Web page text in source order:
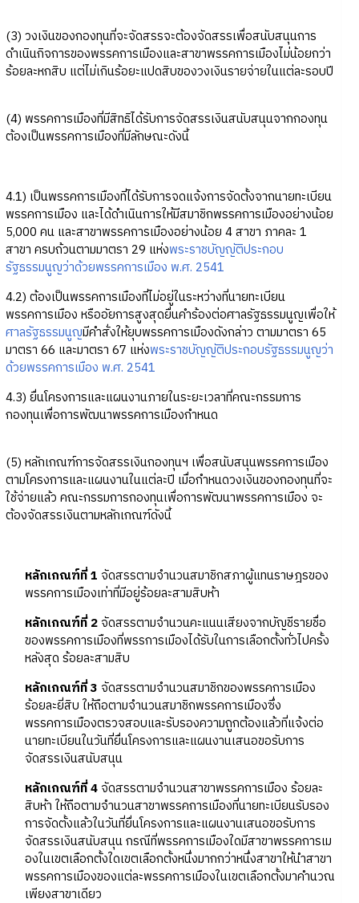
(3) วงเงินของกองทุนที่จะจัดสรรจะต้องจัดสรรเพื่อสนับสนุนการ
ดำเนินกิจการของพรรคการเมืองและสาขาพรรคการเมืองไม่น้อยกว่า
ร้อยละหกสิบ แต่ไม่เกินร้อยะแปดสิบของวงเงินรายจ่ายในแต่ละรอบปี
(4) พรรคการเมืองที่มีสิทธิได้รับการจัดสรรเงินสนับสนุนจากกองทุน
ต้องเป็นพรรคการเมืองที่มีลักษณะดังนี้
4.1) เป็นพรรคการเมืองที่ได้รับการจดแจ้งการจัดตั้งจากนายทะเบียน
พรรคการเมือง และได้ดำเนินการให้มีสมาชิกพรรคการเมืองอย่างน้อย
5,000 คน และสาขาพรรคการเมืองอย่างน้อย 4 สาขา ภาคละ 1
สาขา ครบถ้วนตามมาตรา 29 แห่งพระราชบัญญัติประกอบ
รัฐธรรมนูญว่าด้วยพรรคการเมือง พ.ศ. 2541
4.2) ต้องเป็นพรรคการเมืองที่ไม่อยู่ในระหว่างที่นายทะเบียน
พรรคการเมือง หรืออัยการสูงสุดยื่นคำร้องต่อศาลรัฐธรรมนูญเพื่อให้
ศาลรัฐธรรมนูญมีคำสั่งให้ยุบพรรคการเมืองดังกล่าว ตามมาตรา 65
มาตรา 66 และมาตรา 67 แห่งพระราชบัญญัติประกอบรัฐธรรมนูญว่า
ด้วยพรรคการเมือง พ.ศ. 2541
4.3) ยื่นโครงการและแผนงานภายในระยะเวลาที่คณะกรรมการ
กองทุนเพื่อการพัฒนาพรรคการเมืองกำหนด
(5) หลักเกณฑ์การจัดสรรเงินกองทุนฯ เพื่อสนับสนุนพรรคการเมือง
ตามโครงการและแผนงานในแต่ละปี เมื่อกำหนดวงเงินของกองทุนที่จะ
ใช้จ่ายแล้ว คณะกรรมการกองทุนเพื่อการพัฒนาพรรคการเมือง จะ
ต้องจัดสรรเงินตามหลักเกณฑ์ดังนี้
หลักเกณฑ์ที่ 1 จัดสรรตามจำนวนสมาชิกสภาผู้แทนราษฎรของ
พรรคการเมืองเท่าที่มีอยู่ร้อยละสามสิบห้า
หลักเกณฑ์ที่ 2 จัดสรรตามจำนวนคะแนนเสียงจากบัญชีรายชื่อ
ของพรรคการเมืองที่พรรการเมืองได้รับในการเลือกตั้งทั่วไปครั้ง
หลังสุด ร้อยละสามสิบ
หลักเกณฑ์ที่ 3 จัดสรรตามจำนวนสมาชิกของพรรคการเมือง
ร้อยละยี่สิบ ให้ถือตามจำนวนสมาชิกพรรคการเมืองซึ่ง
พรรคการเมืองตรวจสอบและรับรองความถูกต้องแล้วที่แจ้งต่อ
นายทะเบียนในวันที่ยื่นโครงการและแผนงานเสนอขอรับการ
จัดสรรเงินสนับสนุน
หลักเกณฑ์ที่ 4 จัดสรรตามจำนวนสาขาพรรคการเมือง ร้อยละ
สิบห้า ให้ถือตามจำนวนสาขาพรรคการเมืองที่นายทะเบียนรับรอง
การจัดตั้งแล้วในวันที่ยื่นโครงการและแผนงานเสนอขอรับการ
จัดสรรเงินสนับสนุน กรณีที่พรรคการเมืองใดมีสาขาพรรคการเม
องในเขตเลือกตั้งใดเขตเลือกตั้งหนึ่งมากกว่าหนึ่งสาขาให้นำสาขา
พรรคการเมืองของแต่ละพรรคการเมืองในเขตเลือกตั้งมาคำนวณ
เพียงสาขาเดียว